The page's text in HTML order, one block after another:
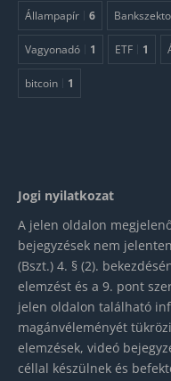
Állampapír 6
Vagyonadó 1 ETF 1
bitcoin 1
Jogi nyilatkozat
A jelen oldalon
bejegyzések nem
(Bszt.) 4. § (2).
elemzést és a 9. pont
jelen oldalon található
magánvéleményét
elemzések, videó
céllal készülnek és